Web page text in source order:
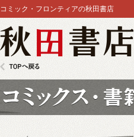
コミック・フロンティアの秋田書店